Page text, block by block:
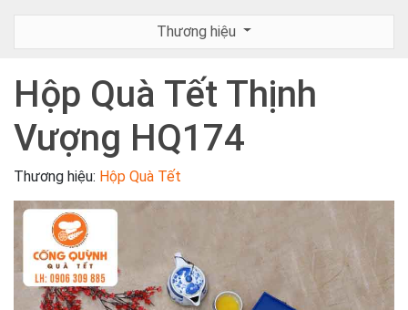
Thương hiệu
Hộp Quà Tết Thịnh
Vượng HQ174
Thương hiệu: Hộp Quà Tết